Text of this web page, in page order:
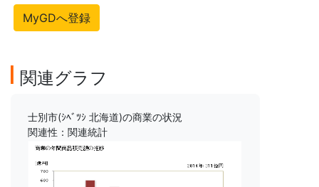
MyGDへ登録
関連グラフ
士別市(ｼﾍﾞﾂｼ 北海道)の商業の状況
関連性：関連統計